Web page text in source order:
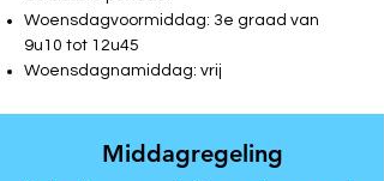
Woensdagvoormiddag: 3e graad van
9u10 tot 12u45
Woensdagnamiddag: vrij
Middagregeling